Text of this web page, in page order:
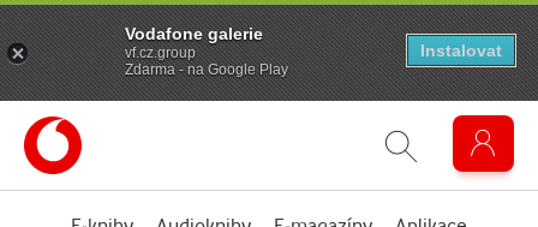
Vodafone galerie
vf.cz.group
Zdarma - na Google Play
Instalovat